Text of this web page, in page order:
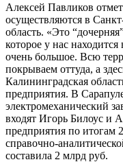
Алексей Павликов
осуществляются в
область. «Это
которое у нас
очень большое. Всю
покрываем оттуда, а
Калининградская
предприятия. В
электромеханический
входят Игорь Билоус и
предприятия по итогам
справочно-
составила 2 млрд руб.